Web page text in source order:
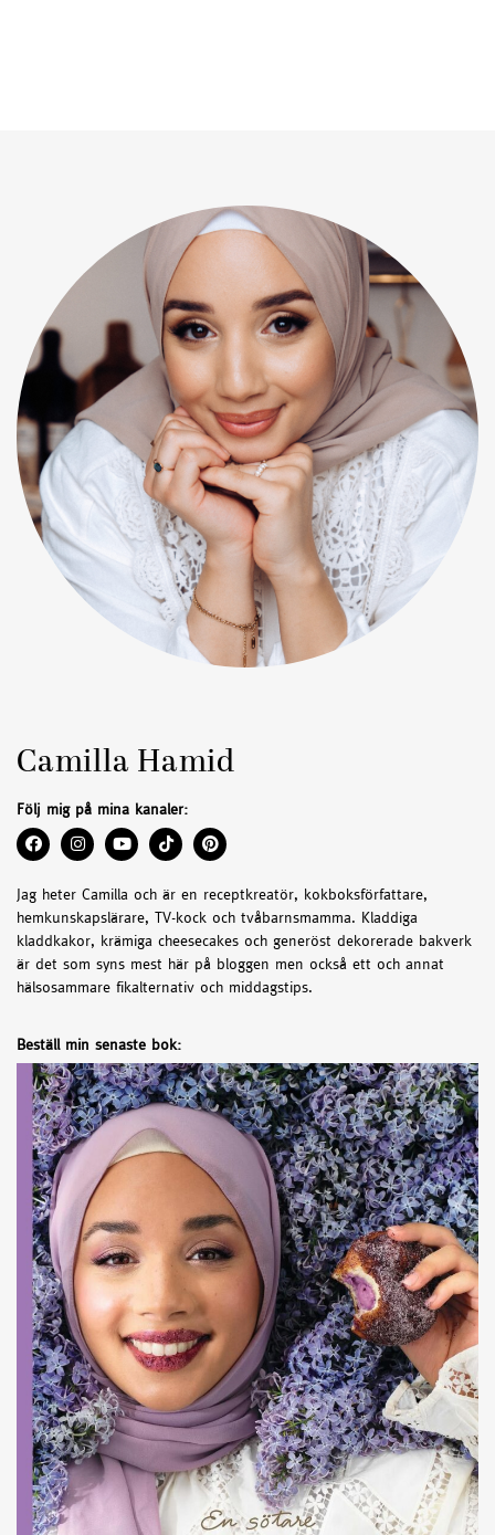
Camilla Hamid
Följ mig på mina kanaler:
Jag heter Camilla och är en receptkreatör, kokboksförfattare,
hemkunskapslärare, TV-kock och tvåbarnsmamma. Kladdiga
kladdkakor, krämiga cheesecakes och generöst dekorerade bakverk
är det som syns mest här på bloggen men också ett och annat
hälsosammare fikalternativ och middagstips.
Beställ min senaste bok: